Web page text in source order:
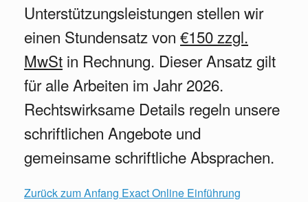
Unterstützungsleistungen stellen wir
einen Stundensatz von €150 zzgl.
MwSt in Rechnung. Dieser Ansatz gilt
für alle Arbeiten im Jahr 2026.
Rechtswirksame Details regeln unsere
schriftlichen Angebote und
gemeinsame schriftliche Absprachen.
Zurück zum Anfang Exact Online Einführung